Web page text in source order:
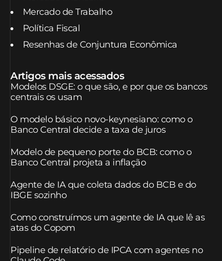
Mercado de Trabalho
Política Fiscal
Resenhas de Conjuntura Econômica
Artigos mais acessados
Modelos DSGE: o que são, e por que os bancos
centrais os usam
O modelo básico novo-keynesiano: como o
Banco Central decide a taxa de juros
Modelo de pequeno porte do BCB: como o
Banco Central projeta a inflação
Agente de IA que coleta dados do BCB e do
IBGE sozinho
Como construímos um agente de IA que lê as
atas do Copom
Pipeline de relatório de IPCA com agentes no